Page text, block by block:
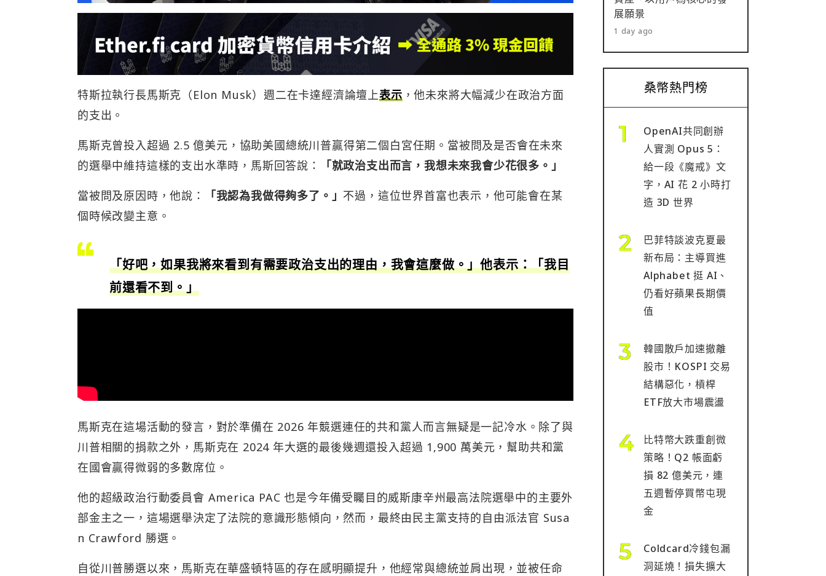
特斯拉執行長馬斯克（Elon Musk）週二在卡達經濟論壇上表示，他未來將大幅減少在政治方面
的支出。
馬斯克曾投入超過 2.5 億美元，協助美國總統川普贏得第二個白宮任期。當被問及是否會在未來
的選舉中維持這樣的支出水準時，馬斯回答說：
「就政治支出而言，我想未來我會少花很多。」
當被問及原因時，他說： 「我認為我做得夠多了。」 不過，這位世界首富也表示，他可能會在某
個時候改變主意。
「好吧，如果我將來看到有需要政治支出的理由，我會這麼做。」他表示：「我目
前還看不到。」
馬斯克在這場活動的發言，對於準備在 2026 年競選連任的共和黨人而言無疑是一記冷水。除了與
川普相關的捐款之外，馬斯克在 2024 年大選的最後幾週還投入超過 1,900 萬美元，幫助共和黨
在國會贏得微弱的多數席位。
他的超級政治行動委員會 America PAC 也是今年備受矚目的威斯康辛州最高法院選舉中的主要外
部金主之一，這場選舉決定了法院的意識形態傾向，然而，最終由民主黨支持的自由派法官 Susa
n Crawford 勝選。
自從川普勝選以來，馬斯克在華盛頓特區的存在感明顯提升，他經常與總統並肩出現，並被任命
展願景
1 day ago
桑幣熱門榜
OpenAI共同創辦
人實測 Opus 5：
給一段《魔戒》文
字，AI 花 2 小時打
造 3D 世界
巴菲特談波克夏最
新布局：主導買進
Alphabet 挺 AI、
仍看好蘋果長期價
值
韓國散戶加速撤離
股市！KOSPI 交易
結構惡化，槓桿
ETF放大市場震盪
比特幣大跌重創微
策略！Q2 帳面虧
損 82 億美元，連
五週暫停買幣屯現
金
Coldcard冷錢包漏
洞延燒！損失擴大